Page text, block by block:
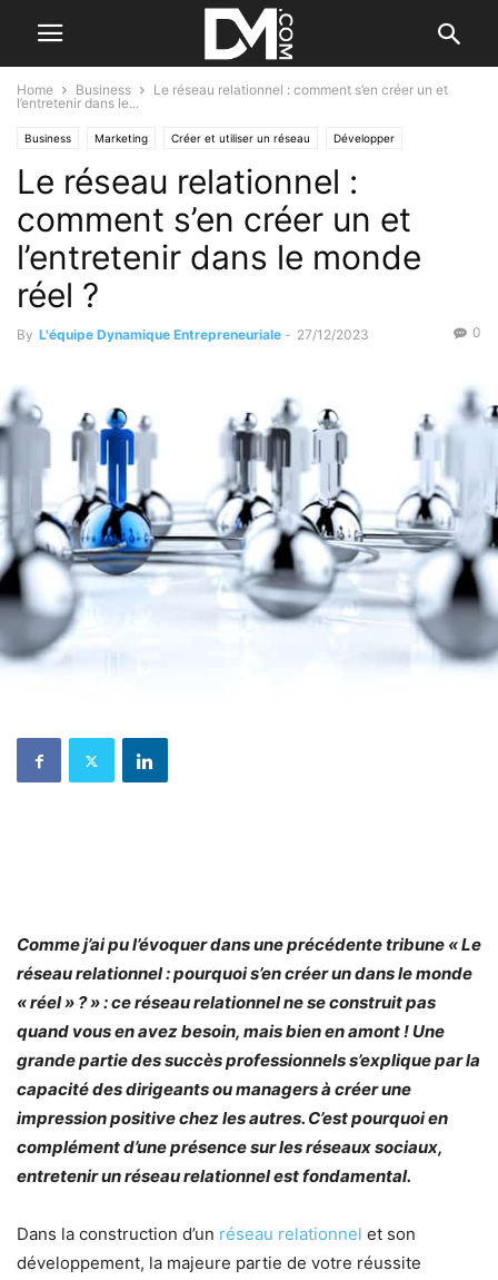
Home Business
Le réseau relationnel : comment s’en créer un et
l’entretenir dans le...
Business Marketing Créer et utiliser un réseau Développer
Le réseau relationnel :
comment s’en créer un et
l’entretenir dans le monde
réel ?
By L'équipe Dynamique Entrepreneuriale - 27/12/2023 0
Comme j’ai pu l’évoquer dans une précédente tribune « Le
réseau relationnel : pourquoi s’en créer un dans le monde
« réel » ? » : ce réseau relationnel ne se construit pas
quand vous en avez besoin, mais bien en amont ! Une
grande partie des succès professionnels s’explique par la
capacité des dirigeants ou managers à créer une
impression positive chez les autres. C’est pourquoi en
complément d’une présence sur les réseaux sociaux,
entretenir un réseau relationnel est fondamental.
Dans la construction d’un réseau relationnel et son
développement, la majeure partie de votre réussite